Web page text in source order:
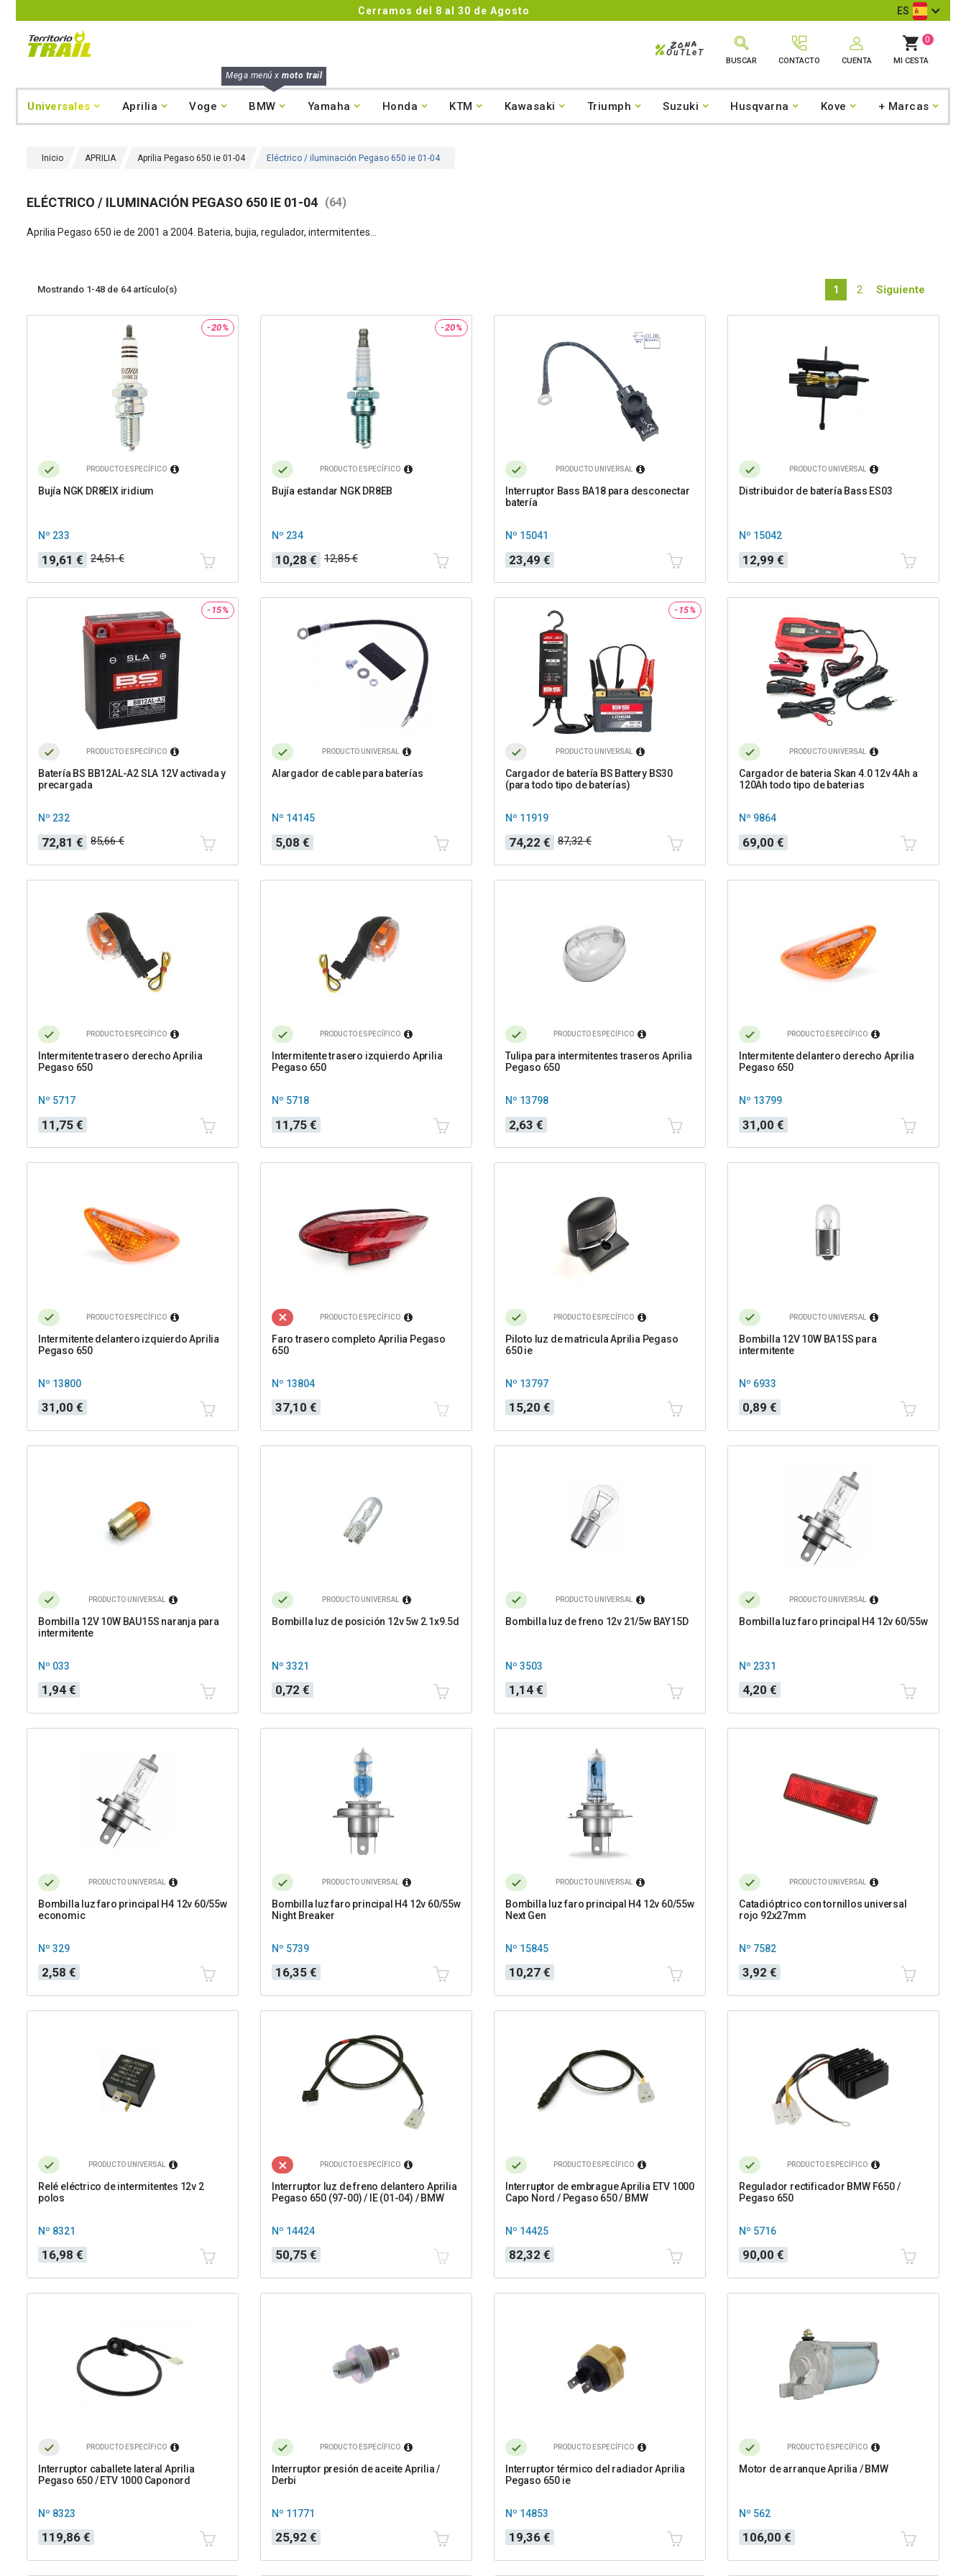
Cerramos del 8 al 30 de Agosto ES
Zona
%OuTLeT
BUSCAR CONTACTO CUENTA
0
MI CESTA
Mega menú x moto trail
Universales Aprilia Voge BMW Yamaha Honda KTM Kawasaki Triumph Suzuki Husqvarna Kove + Marcas
Inicio APRILIA Aprilia Pegaso 650 ie 01-04 Eléctrico / iluminación Pegaso 650 ie 01-04
ELÉCTRICO / ILUMINACIÓN PEGASO 650 IE 01-04 (64)
Aprilia Pegaso 650 ie de 2001 a 2004. Bateria, bujia, regulador, intermitentes...
Mostrando 1-48 de 64 artículo(s) 1 2 Siguiente
-20%
PRODUCTO ESPECÍFICO
Bujía NGK DR8EIX iridium
Nº 233
Precio
19,61 €
Precio
base
24,51 €
-20%
PRODUCTO ESPECÍFICO
Bujía estandar NGK DR8EB
Nº 234
Precio
10,28 €
Precio
base
12,85 €
PRODUCTO UNIVERSAL
Interruptor Bass BA18 para desconectar
batería
Nº 15041
Precio
23,49 €
PRODUCTO UNIVERSAL
Distribuidor de batería Bass ES03
Nº 15042
Precio
12,99 €
-15%
PRODUCTO ESPECÍFICO
Batería BS BB12AL-A2 SLA 12V activada y
precargada
Nº 232
Precio
72,81 €
Precio
base
85,66 €
PRODUCTO UNIVERSAL
Alargador de cable para baterías
Nº 14145
Precio
5,08 €
-15%
PRODUCTO UNIVERSAL
Cargador de batería BS Battery BS30
(para todo tipo de baterías)
Nº 11919
Precio
74,22 €
Precio
base
87,32 €
PRODUCTO UNIVERSAL
Cargador de bateria Skan 4.0 12v 4Ah a
120Ah todo tipo de baterias
Nº 9864
Precio
69,00 €
PRODUCTO ESPECÍFICO
Intermitente trasero derecho Aprilia
Pegaso 650
Nº 5717
Precio
11,75 €
PRODUCTO ESPECÍFICO
Intermitente trasero izquierdo Aprilia
Pegaso 650
Nº 5718
Precio
11,75 €
PRODUCTO ESPECÍFICO
Tulipa para intermitentes traseros Aprilia
Pegaso 650
Nº 13798
Precio
2,63 €
PRODUCTO ESPECÍFICO
Intermitente delantero derecho Aprilia
Pegaso 650
Nº 13799
Precio
31,00 €
PRODUCTO ESPECÍFICO
Intermitente delantero izquierdo Aprilia
Pegaso 650
Nº 13800
Precio
31,00 €
PRODUCTO ESPECÍFICO
Faro trasero completo Aprilia Pegaso
650
Nº 13804
Precio
37,10 €
PRODUCTO ESPECÍFICO
Piloto luz de matricula Aprilia Pegaso
650 ie
Nº 13797
Precio
15,20 €
PRODUCTO UNIVERSAL
Bombilla 12V 10W BA15S para
intermitente
Nº 6933
Precio
0,89 €
PRODUCTO UNIVERSAL
Bombilla 12V 10W BAU15S naranja para
intermitente
Nº 033
Precio
1,94 €
PRODUCTO UNIVERSAL
Bombilla luz de posición 12v 5w 2.1x9.5d
Nº 3321
Precio
0,72 €
PRODUCTO UNIVERSAL
Bombilla luz de freno 12v 21/5w BAY15D
Nº 3503
Precio
1,14 €
PRODUCTO UNIVERSAL
Bombilla luz faro principal H4 12v 60/55w
Nº 2331
Precio
4,20 €
PRODUCTO UNIVERSAL
Bombilla luz faro principal H4 12v 60/55w
economic
Nº 329
Precio
2,58 €
PRODUCTO UNIVERSAL
Bombilla luz faro principal H4 12v 60/55w
Night Breaker
Nº 5739
Precio
16,35 €
PRODUCTO UNIVERSAL
Bombilla luz faro principal H4 12v 60/55w
Next Gen
Nº 15845
Precio
10,27 €
PRODUCTO UNIVERSAL
Catadióptrico con tornillos universal
rojo 92x27mm
Nº 7582
Precio
3,92 €
PRODUCTO UNIVERSAL
Relé eléctrico de intermitentes 12v 2
polos
Nº 8321
Precio
16,98 €
PRODUCTO ESPECÍFICO
Interruptor luz de freno delantero Aprilia
Pegaso 650 (97-00) / IE (01-04) / BMW
Nº 14424
Precio
50,75 €
PRODUCTO ESPECÍFICO
Interruptor de embrague Aprilia ETV 1000
Capo Nord / Pegaso 650 / BMW
Nº 14425
Precio
82,32 €
PRODUCTO ESPECÍFICO
Regulador rectificador BMW F650 /
Pegaso 650
Nº 5716
Precio
90,00 €
PRODUCTO ESPECÍFICO
Interruptor caballete lateral Aprilia
Pegaso 650 / ETV 1000 Caponord
Nº 8323
Precio
119,86 €
PRODUCTO ESPECÍFICO
Interruptor presión de aceite Aprilia /
Derbi
Nº 11771
Precio
25,92 €
PRODUCTO ESPECÍFICO
Interruptor térmico del radiador Aprilia
Pegaso 650 ie
Nº 14853
Precio
19,36 €
PRODUCTO ESPECÍFICO
Motor de arranque Aprilia / BMW
Nº 562
Precio
106,00 €